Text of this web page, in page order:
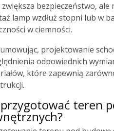
bezpieczeństwo,
lamp wzdłuż stopni lub w
w ciemności.
projektowanie
odpowiednich
które zapewnią
przygotować teren